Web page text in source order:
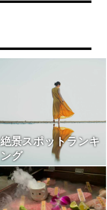
絶景スポットランキ
ング